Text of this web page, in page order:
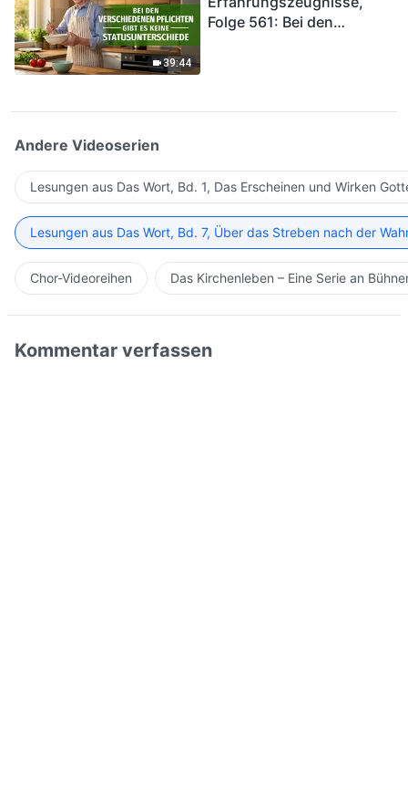
39:44
Folge 561: Bei den
Andere Videoserien
Lesungen aus Das Wort, Bd. 1, Das Erscheinen und Wirken
Lesungen aus Das Wort, Bd. 7, Über das Streben nach der
Chor-Videoreihen Das Kirchenleben – Eine Serie an
Kommentar verfassen